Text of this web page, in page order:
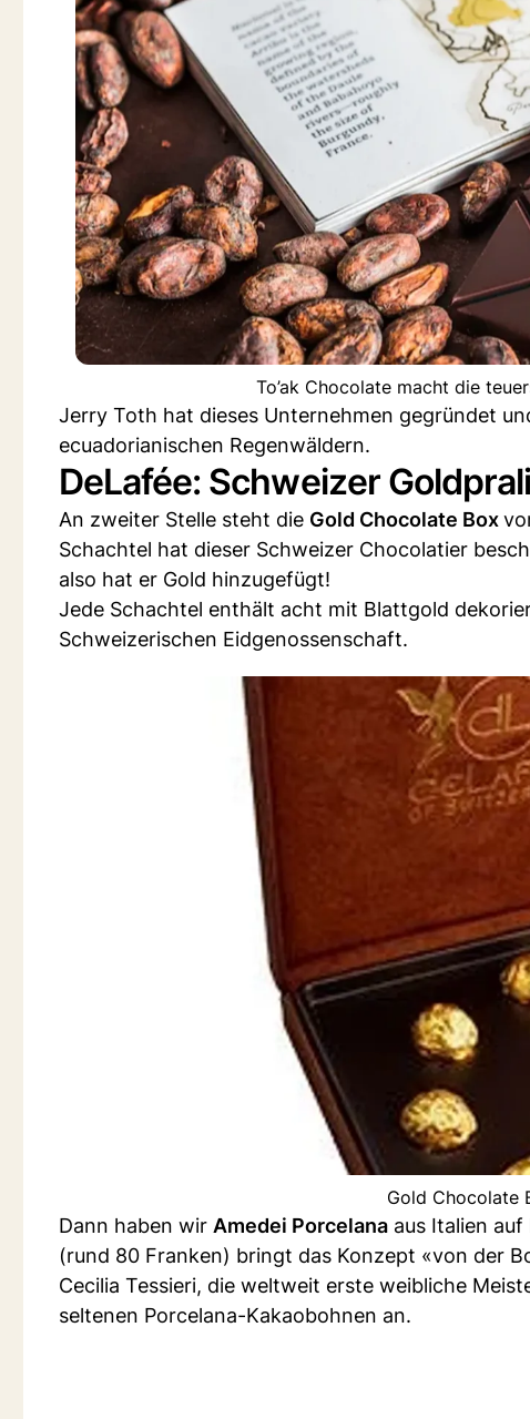
To’ak Chocolate macht die
Jerry Toth hat dieses Unternehmen gegründet
ecuadorianischen Regenwäldern.
DeLafée: Schweizer
An zweiter Stelle steht die Gold Chocolate Box
Schachtel hat dieser Schweizer Chocolatier
also hat er Gold hinzugefügt!
Jede Schachtel enthält acht mit Blattgold
Schweizerischen Eidgenossenschaft.
Gold Chocolate
Dann haben wir Amedei Porcelana aus Italien
(rund 80 Franken) bringt das Konzept «von der
Cecilia Tessieri, die weltweit erste weibliche
seltenen Porcelana-Kakaobohnen an.